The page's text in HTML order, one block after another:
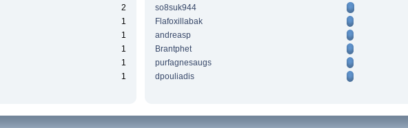
2
1
1
1
1
1
so8suk944
Flafoxillabak
andreasp
Brantphet
purfagnesaugs
dpouliadis